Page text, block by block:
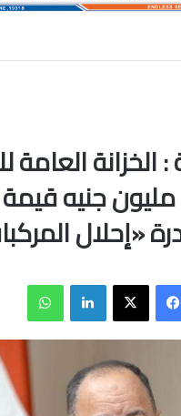
: الخزانة العامة
تحملت ٧١٨ مليون جنيه
«إحلال
فيسبوك X لينكدإن